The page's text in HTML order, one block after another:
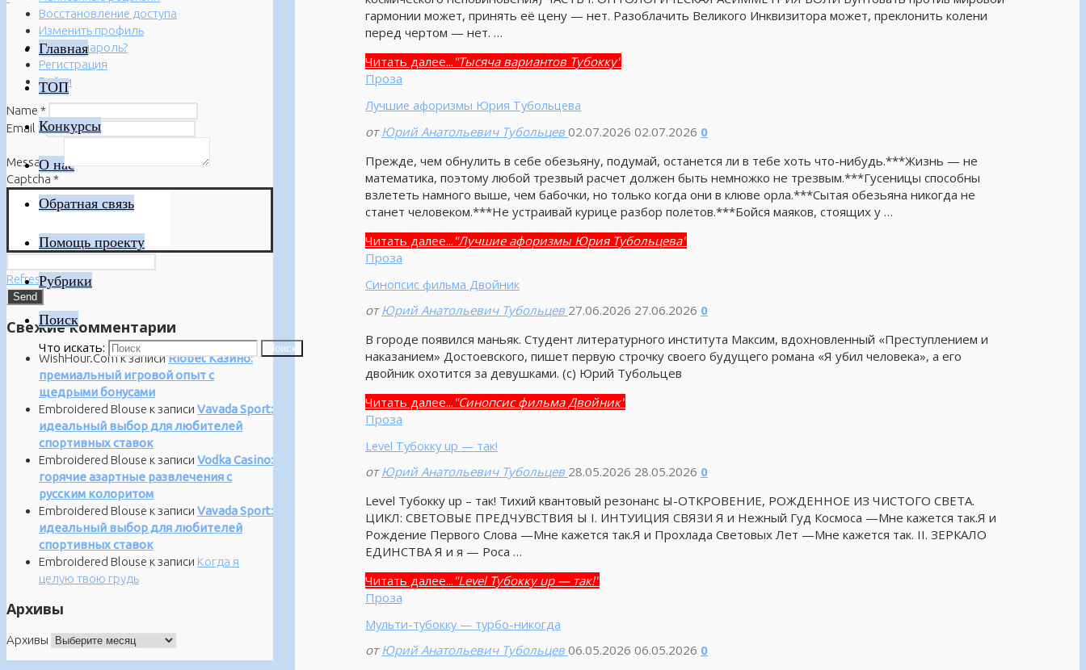
Главная
ТОП
Конкурсы
О нас
Обратная связь
Помощь проекту
Рубрики
Поиск
Что искать: Поиск
гармонии может, принять её цену — нет. Разоблачить Великого Инквизитора может, преклонить колени
перед чертом — нет. …
Читать далее... "Тысяча вариантов Тубокку"
Проза
Лучшие афоризмы Юрия Тубольцева
от Юрий Анатольевич Тубольцев 02.07.2026 02.07.2026 0
Прежде, чем обнулить в себе обезьяну, подумай, останется ли в тебе хоть что-нибудь.***Жизнь — не
математика, поэтому любой трезвый расчет должен быть немножко не трезвым.***Гусеницы способны
взлететь намного выше, чем бабочки, но только когда они в клюве орла.***Сытая обезьяна никогда не
станет человеком.***Не устраивай курице разбор полетов.***Бойся маяков, стоящих у …
Читать далее... "Лучшие афоризмы Юрия Тубольцева"
Проза
Синопсис фильма Двойник
от Юрий Анатольевич Тубольцев 27.06.2026 27.06.2026 0
В городе появился маньяк. Студент литературного института Максим, вдохновленный «Преступлением и
наказанием» Достоевского, пишет первую строчку своего будущего романа «Я убил человека», а его
двойник охотится за девушками. (с) Юрий Тубольцев
Читать далее... "Синопсис фильма Двойник"
Проза
Level Тубокку up — так!
от Юрий Анатольевич Тубольцев 28.05.2026 28.05.2026 0
Level Тубокку up – так! Тихий квантовый резонанс Ы-ОТКРОВЕНИЕ, РОЖДЕННОЕ ИЗ ЧИСТОГО СВЕТА.
ЦИКЛ: СВЕТОВЫЕ ПРЕДЧУВСТВИЯ Ы I. ИНТУИЦИЯ СВЯЗИ Я и Нежный Гуд Космоса —Мне кажется так.Я и
Рождение Первого Слова —Мне кажется так.Я и Прохлада Световых Лет —Мне кажется так. II. ЗЕРКАЛО
ЕДИНСТВА Я и я — Роса …
Читать далее... "Level Тубокку up — так!"
Проза
Мульти-тубокку — турбо-никогда
от Юрий Анатольевич Тубольцев 06.05.2026 06.05.2026 0
Восстановление доступа
Изменить профиль
Забыли пароль?
Регистрация
Войти
Name *
Email *
Message*
Captcha *
Refresh
Свежие комментарии
WishHour.Comк записиRiobet Казино:
премиальный игровой опыт с
щедрыми бонусами
Embroidered Blouse к записи Vavada Sport:
идеальный выбор для любителей
спортивных ставок
Embroidered Blouse к записи Vodka Casino:
горячие азартные развлечения с
русским колоритом
Embroidered Blouse к записи Vavada Sport:
идеальный выбор для любителей
спортивных ставок
Embroidered Blouse к записи Когда я
целую твою грудь
Архивы
Архивы